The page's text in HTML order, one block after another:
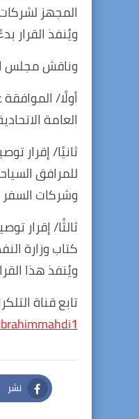
ويُنفذ القرار
وناقش مجلس
أولًا/
العامة الاتحادية رقم (13) لسنة
للمرافق
وشركات السفر
ويُنفذ هذا
تابع قناة
نشر